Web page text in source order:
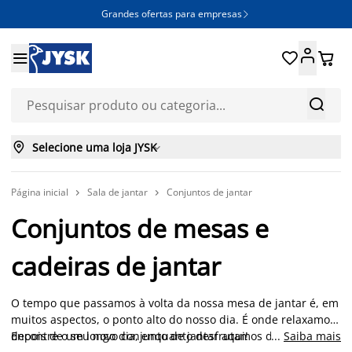
Grandes ofertas para empresas 


 
 Selecione uma loja JYSK
Página inicial  Sala de jantar  Conjuntos de jantar
Conjuntos de mesas e
cadeiras de jantar
O tempo que passamos à volta da nossa mesa de jantar é, em
muitos aspectos, o ponto alto do nosso dia. É onde relaxamos
depois de um longo dia, enquanto desfrutamos de uma boa
Encontre o seu novo conjunto de jantar aqui! ... Saiba mais